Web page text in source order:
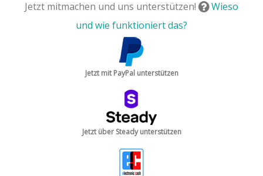
Jetzt mitmachen und uns unterstützen!
Wieso
und wie funktioniert das?
Jetzt mit PayPal unterstützen
Jetzt über Steady unterstützen